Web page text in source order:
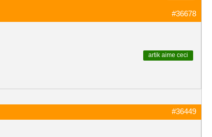
#36678
artik aime ceci
#36449